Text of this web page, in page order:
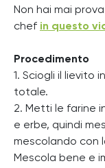
Non hai mai
chef in questo
Procedimento
1. Sciogli il lievito
totale.
2. Metti le farine
e erbe, quindi
mescolando con
Mescola bene e